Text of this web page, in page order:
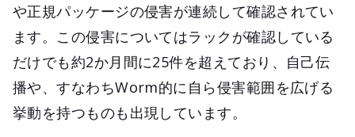
や正規パッケージの侵害が連続して確認されてい
ます。この侵害についてはラックが確認している
だけでも約2か月間に25件を超えており、自己伝
播や、すなわちWorm的に自ら侵害範囲を広げる
挙動を持つものも出現しています。